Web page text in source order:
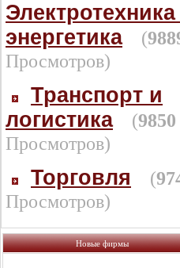
Электротехника
энергетика
(
Просмотров)
Транспорт и
логистика
(9850
Просмотров)
Торговля (
Просмотров)
Новые фирмы